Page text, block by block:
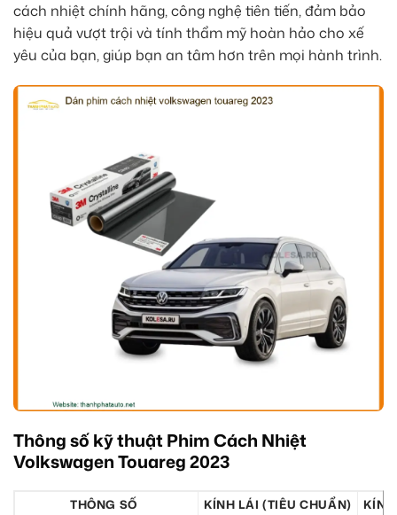
cách nhiệt chính hãng, công nghệ tiên tiến, đảm bảo
hiệu quả vượt trội và tính thẩm mỹ hoàn hảo cho xế
yêu của bạn, giúp bạn an tâm hơn trên mọi hành trình.
Thông số kỹ thuật Phim Cách Nhiệt
Volkswagen Touareg 2023
THÔNG SỐ KÍNH LÁI (TIÊU CHUẨN)